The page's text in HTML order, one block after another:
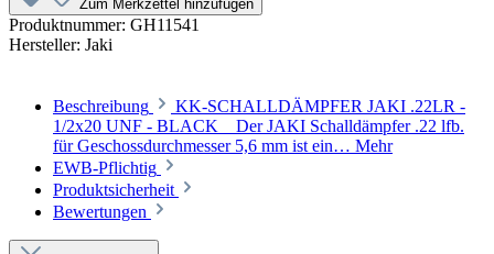
Zum Merkzettel hinzufügen
Produktnummer: GH11541
Hersteller: Jaki
Beschreibung
KK-SCHALLDÄMPFER JAKI .22LR -
1/2x20 UNF - BLACK Der JAKI Schalldämpfer .22 lfb.
für Geschossdurchmesser 5,6 mm ist ein… Mehr
EWB-Pflichtig
Produktsicherheit
Bewertungen